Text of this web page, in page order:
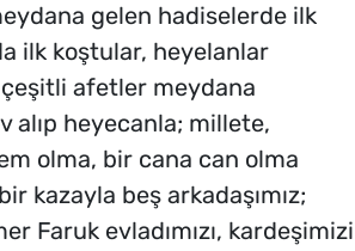
gelen hadiselerde ilk
ilk koştular, heyelanlar
afetler meydana
alıp heyecanla; millete,
olma, bir cana can olma
kazayla beş arkadaşımız;
Faruk evladımızı, kardeşimizi